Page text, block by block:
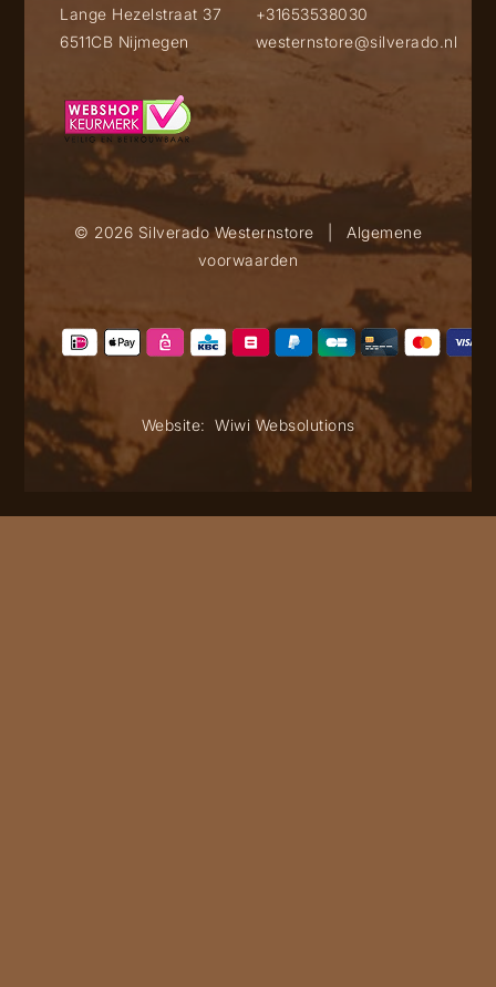
Lange Hezelstraat 37
6511CB Nijmegen
+31653538030
westernstore@silverado.nl
© 2026 Silverado Westernstore
Algemene
voorwaarden
Website: Wiwi Websolutions